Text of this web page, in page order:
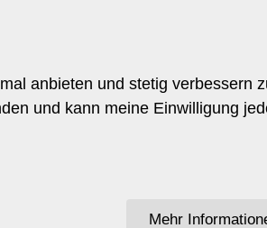
SEEROSENKREIS
anbieten und stetig verbessern
und kann meine Einwilligung
Mehr